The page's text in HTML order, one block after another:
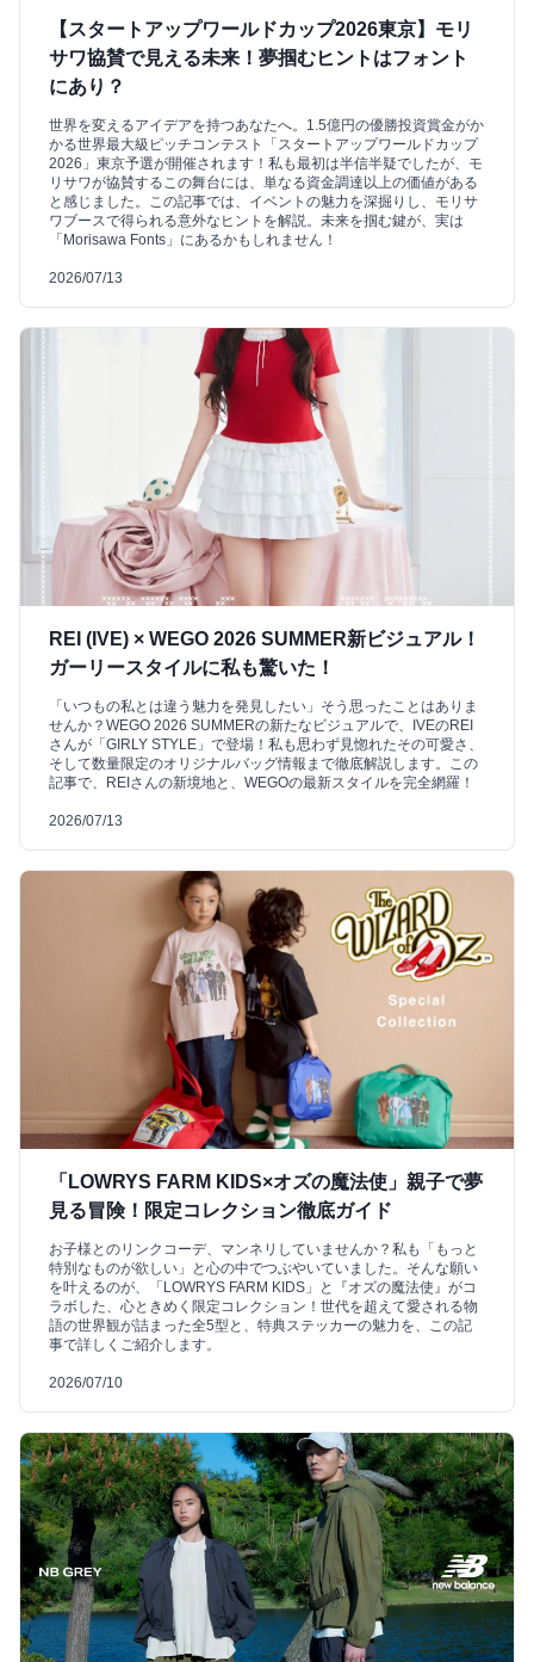
【スタートアップワールドカップ2026東京】モリ
サワ協賛で見える未来！夢掴むヒントはフォント
にあり？
世界を変えるアイデアを持つあなたへ。1.5億円の優勝投資賞金がか
かる世界最大級ピッチコンテスト「スタートアップワールドカップ
2026」東京予選が開催されます！私も最初は半信半疑でしたが、モ
リサワが協賛するこの舞台には、単なる資金調達以上の価値がある
と感じました。この記事では、イベントの魅力を深掘りし、モリサ
ワブースで得られる意外なヒントを解説。未来を掴む鍵が、実は
「Morisawa Fonts」にあるかもしれません！
2026/07/13
REI (IVE) × WEGO 2026 SUMMER新ビジュアル！
ガーリースタイルに私も驚いた！
「いつもの私とは違う魅力を発見したい」そう思ったことはありま
せんか？WEGO 2026 SUMMERの新たなビジュアルで、IVEのREI
さんが「GIRLY STYLE」で登場！私も思わず見惚れたその可愛さ、
そして数量限定のオリジナルバッグ情報まで徹底解説します。この
記事で、REIさんの新境地と、WEGOの最新スタイルを完全網羅！
2026/07/13
「LOWRYS FARM KIDS×オズの魔法使」親子で夢
見る冒険！限定コレクション徹底ガイド
お子様とのリンクコーデ、マンネリしていませんか？私も「もっと
特別なものが欲しい」と心の中でつぶやいていました。そんな願い
を叶えるのが、「LOWRYS FARM KIDS」と『オズの魔法使』がコ
ラボした、心ときめく限定コレクション！世代を超えて愛される物
語の世界観が詰まった全5型と、特典ステッカーの魅力を、この記
事で詳しくご紹介します。
2026/07/10